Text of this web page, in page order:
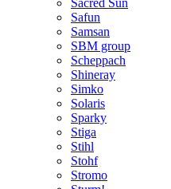
Sacred Sun
Safun
Samsan
SBM group
Scheppach
Shineray
Simko
Solaris
Sparky
Stiga
Stihl
Stohf
Stromo